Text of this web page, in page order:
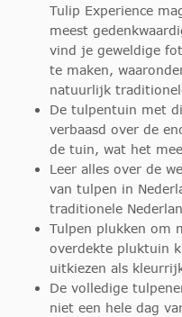
Tulip Experience
meest
vind je geweldige
te maken,
natuurlijk
De tulpentuin met
verbaasd over de
de tuin, wat het
Leer alles over de
van tulpen in
traditionele
Tulpen plukken om
overdekte pluktuin
uitkiezen als
De volledige
niet een hele dag